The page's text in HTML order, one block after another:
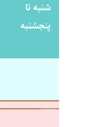
شنبه تا
پنجشنبه